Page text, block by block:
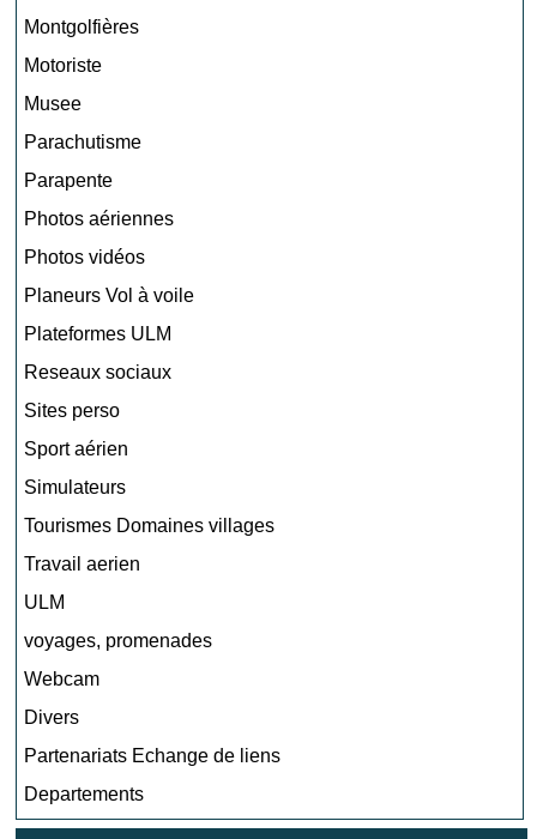
Montgolfières
Motoriste
Musee
Parachutisme
Parapente
Photos aériennes
Photos vidéos
Planeurs Vol à voile
Plateformes ULM
Reseaux sociaux
Sites perso
Sport aérien
Simulateurs
Tourismes Domaines villages
Travail aerien
ULM
voyages, promenades
Webcam
Divers
Partenariats Echange de liens
Departements